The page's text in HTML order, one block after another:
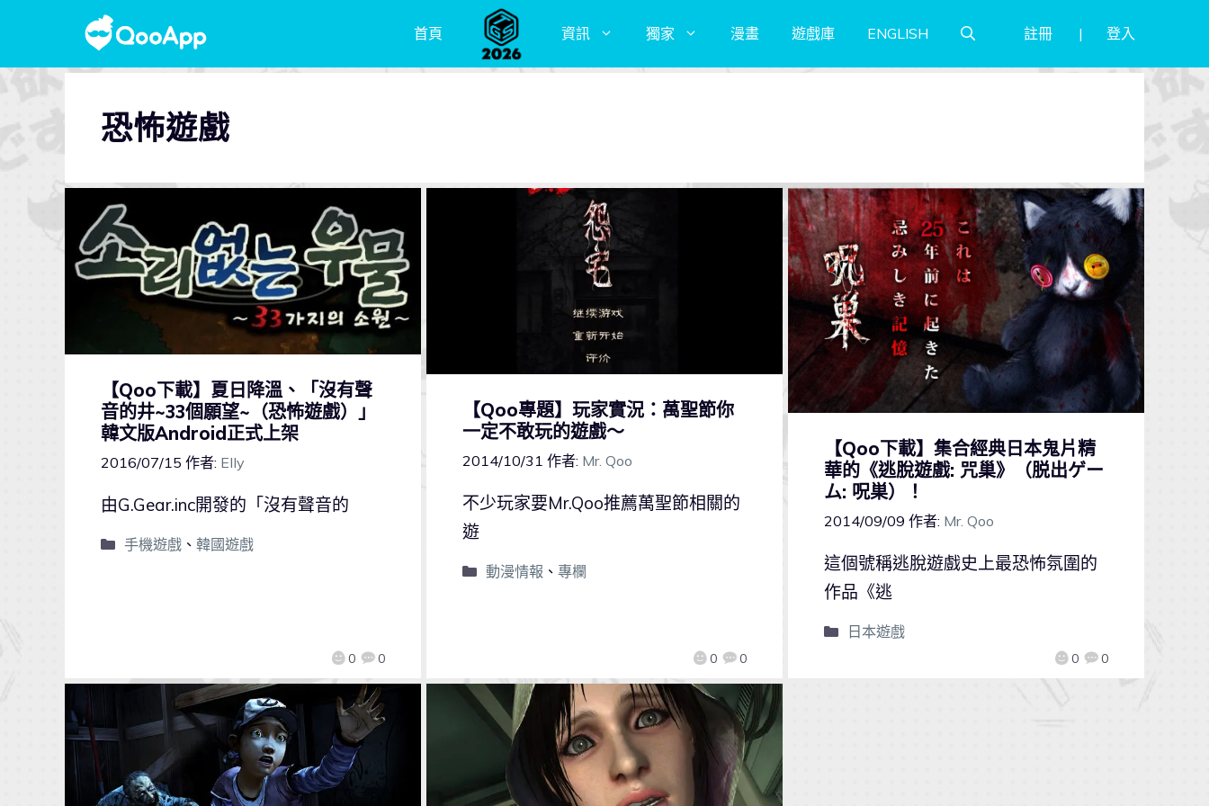
首頁 資訊 獨家 漫畫 遊戲庫 ENGLISH 註冊 登入
恐怖遊戲
【Qoo下載】夏日降溫、「沒有聲
音的井~33個願望~（恐怖遊戲）」
韓文版Android正式上架
2016/07/15 作者: Elly
0 0
由G.Gear.inc開發的「沒有聲音的
手機遊戲、 韓國遊戲
【Qoo專題】玩家實況：萬聖節你
一定不敢玩的遊戲～
2014/10/31 作者: Mr. Qoo
0 0
不少玩家要Mr.Qoo推薦萬聖節相關的
遊
動漫情報 、 專欄
【Qoo下載】集合經典日本鬼片精
華的《逃脫遊戲: 咒巢》（脱出ゲー
ム: 呪巣）！
2014/09/09 作者: Mr. Qoo
0 0
這個號稱逃脫遊戲史上最恐怖氛圍的
作品《逃
日本遊戲